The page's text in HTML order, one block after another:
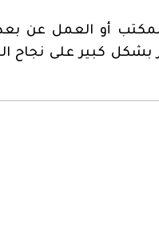
أو العمل عن
بشكل كبير على نجاح